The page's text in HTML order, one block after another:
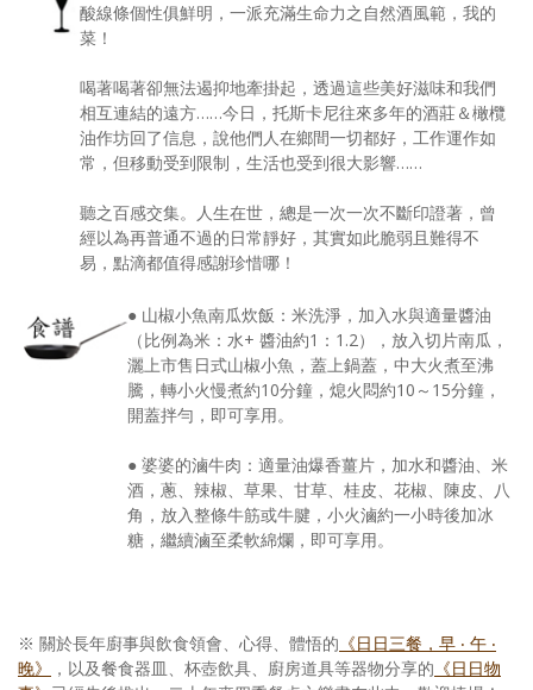
酸線條個性俱鮮明，一派充滿生命力之自然酒風範，我的
菜！
喝著喝著卻無法遏抑地牽掛起，透過這些美好滋味和我們
相互連結的遠方……今日，托斯卡尼往來多年的酒莊＆橄欖
油作坊回了信息，說他們人在鄉間一切都好，工作運作如
常，但移動受到限制，生活也受到很大影響……
聽之百感交集。人生在世，總是一次一次不斷印證著，曾
經以為再普通不過的日常靜好，其實如此脆弱且難得不
易，點滴都值得感謝珍惜哪！
● 山椒小魚南瓜炊飯：米洗淨，加入水與適量醬油
（比例為米：水+ 醬油約1：1.2），放入切片南瓜，
灑上市售日式山椒小魚，蓋上鍋蓋，中大火煮至沸
騰，轉小火慢煮約10分鐘，熄火悶約10～15分鐘，
開蓋拌勻，即可享用。
● 婆婆的滷牛肉：適量油爆香薑片，加水和醬油、米
酒，蔥、辣椒、草果、甘草、桂皮、花椒、陳皮、八
角，放入整條牛筋或牛腱，小火滷約一小時後加冰
糖，繼續滷至柔軟綿爛，即可享用。
※ 關於長年廚事與飲食領會、心得、體悟的 《日日三餐，早 ‧ 午 ‧
晚》
，以及餐食器皿、杯壺飲具、廚房道具等器物分享的 《日日物